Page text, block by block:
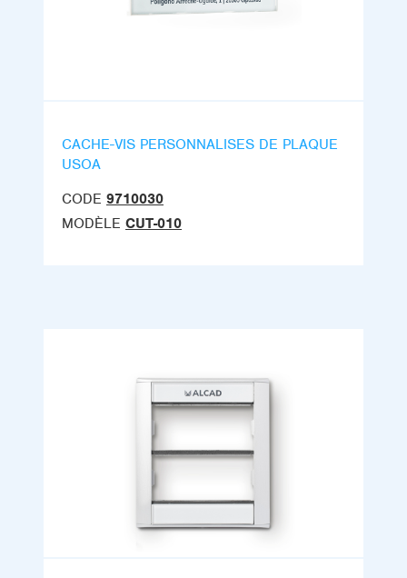
CACHE-VIS PERSONNALISES DE PLAQUE
USOA
CODE 9710030
MODÈLE CUT-010